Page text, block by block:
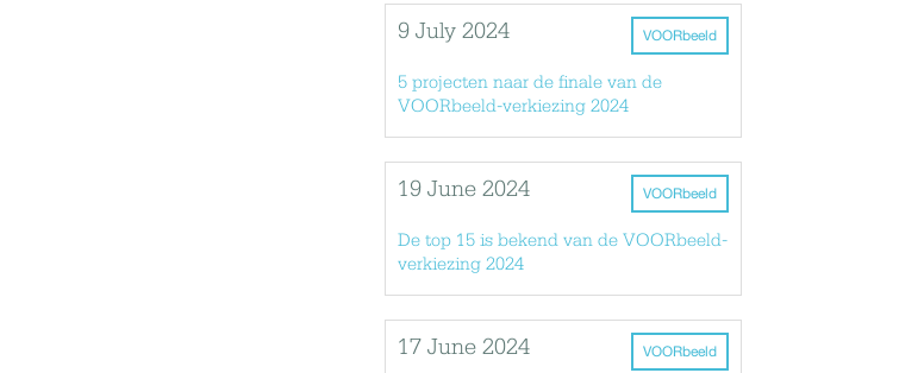
VOORbeeld
9 July 2024
5 projecten naar de finale van de
VOORbeeld-verkiezing 2024
VOORbeeld
19 June 2024
De top 15 is bekend van de VOORbeeld-
verkiezing 2024
VOORbeeld
17 June 2024